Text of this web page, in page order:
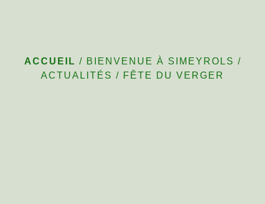
ACCUEIL / BIENVENUE À SIMEYROLS /
ACTUALITÉS / FÊTE DU VERGER